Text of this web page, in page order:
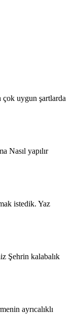
çok uygun şartlarda
Nasıl yapılır
istedik. Yaz
Şehrin kalabalık
ayrıcalıklı